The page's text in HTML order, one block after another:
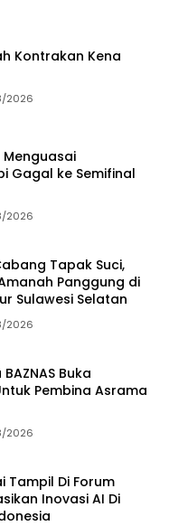
Kontrakan Kena
2026
Gagal ke Semifinal
2026
Tapak Suci,
Panggung di
Sulawesi Selatan
2026
Buka
Pembina Asrama
2026
Tampil Di Forum
Inovasi AI Di